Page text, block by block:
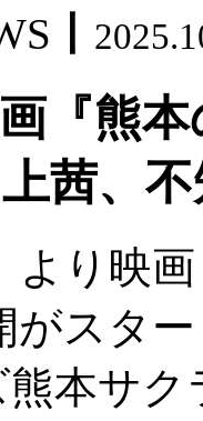
画『熊
茜、
より映
がスタ
熊本サ